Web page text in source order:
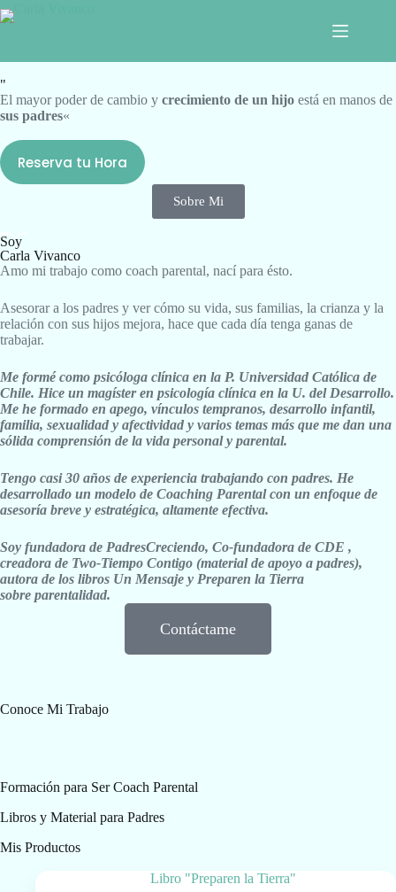
"
El mayor poder de cambio y crecimiento de un hijo está en manos de
sus padres«
Reserva tu Hora
Sobre Mi
Soy
Carla Vivanco
Amo mi trabajo como coach parental, nací para ésto.
Asesorar a los padres y ver cómo su vida, sus familias, la crianza y la
relación con sus hijos mejora, hace que cada día tenga ganas de
trabajar.
Me formé como psicóloga clínica en la P. Universidad Católica de
Chile. Hice un magíster en psicología clínica en la U. del Desarrollo.
Me he formado en apego, vínculos tempranos, desarrollo infantil,
familia, sexualidad y afectividad y varios temas más que me dan una
sólida comprensión de la vida personal y parental.
Tengo casi 30 años de experiencia trabajando con padres. He
desarrollado un modelo de Coaching Parental con un enfoque de
asesoría breve y estratégica, altamente efectiva.
Soy fundadora de PadresCreciendo, Co-fundadora de CDE ,
creadora de Two-Tiempo Contigo (material de apoyo a padres),
autora de los libros Un Mensaje y Preparen la Tierra
sobre parentalidad.
Contáctame
Conoce Mi Trabajo
Formación para Ser Coach Parental
Libros y Material para Padres
Mis Productos